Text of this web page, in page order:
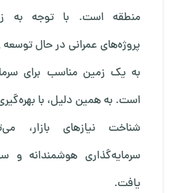
منطقه است. با توجه به
پروژه‌های عمرانی در حال
به یک زمین مناسب برای
است. به همین دلیل، با
شناخت نیازهای بازار،
سرمایه‌گذاری هوشمندانه و
یافت.